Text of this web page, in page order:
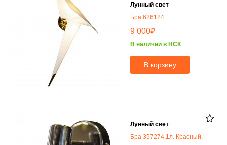
Лунный свет
Бра 626124
9 000₽
В наличии в НСК
В корзину
Лунный свет
Бра 357274,1л. Красный.